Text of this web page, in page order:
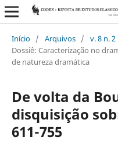
Início / Arquivos / v. 8 n.
Dossiê: Caracterização no
de natureza dramática
De volta da
disquisição
611-755